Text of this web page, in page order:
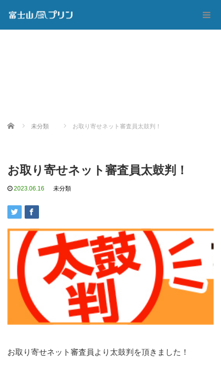
Home 未分類 お取り寄せネット審査員太鼓判！
お取り寄せネット審査員太鼓判！
2023.06.16 未分類
お取り寄せネット審査員より太鼓判を頂きました！